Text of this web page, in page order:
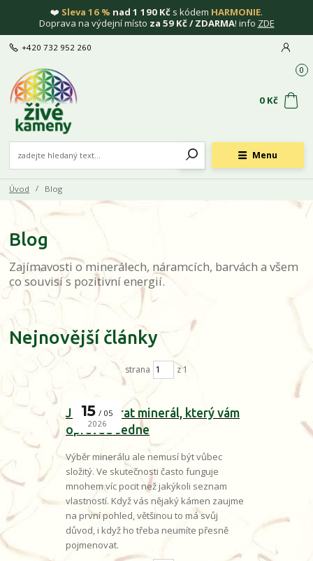
❤️ Sleva 16 % nad 1 190 Kč s kódem HARMONIE.
Doprava na výdejní místo za 59 Kč / ZDARMA! info ZDE
Menu
+420 732 952 260
0
0 Kč
Úvod Blog
Blog
Zajímavosti o minerálech, náramcích, barvách a všem
co souvisí s pozitivní energií.
Nejnovější články
strana z 1
Jak si vybrat minerál, který vám
opravdu sedne
15
05
2026
Výběr minerálu ale nemusí být vůbec
složitý. Ve skutečnosti často funguje
mnohem víc pocit než jakýkoli seznam
vlastností. Když vás nějaký kámen zaujme
na první pohled, většinou to má svůj
důvod, i když ho třeba neumíte přesně
pojmenovat.